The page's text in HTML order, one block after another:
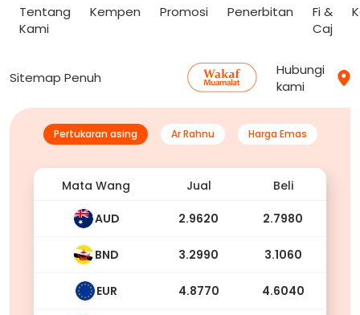
Tentang
Kami
Kempen Promosi Penerbitan
Fi &
Caj
Sitemap Penuh
Hubungi
kami
Pertukaran asing Ar Rahnu Harga Emas
Mata Wang Jual Beli
AUD 2.9620 2.7980
BND 3.2990 3.1060
EUR 4.8770 4.6040